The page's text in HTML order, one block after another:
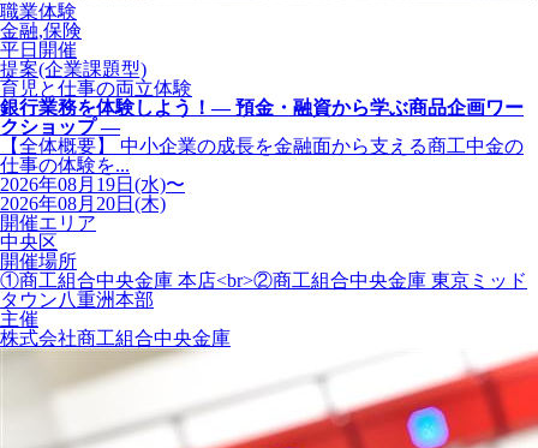
職業体験
金融,保険
平日開催
提案(企業課題型)
育児と仕事の両立体験
銀行業務を体験しよう！― 預金・融資から学ぶ商品企画ワー
クショップ ―
【全体概要】 中小企業の成長を金融面から支える商工中金の
仕事の体験を...
2026年08月19日(水)〜
2026年08月20日(木)
開催エリア
中央区
開催場所
①商工組合中央金庫 本店<br>②商工組合中央金庫 東京ミッド
タウン八重洲本部
主催
株式会社商工組合中央金庫